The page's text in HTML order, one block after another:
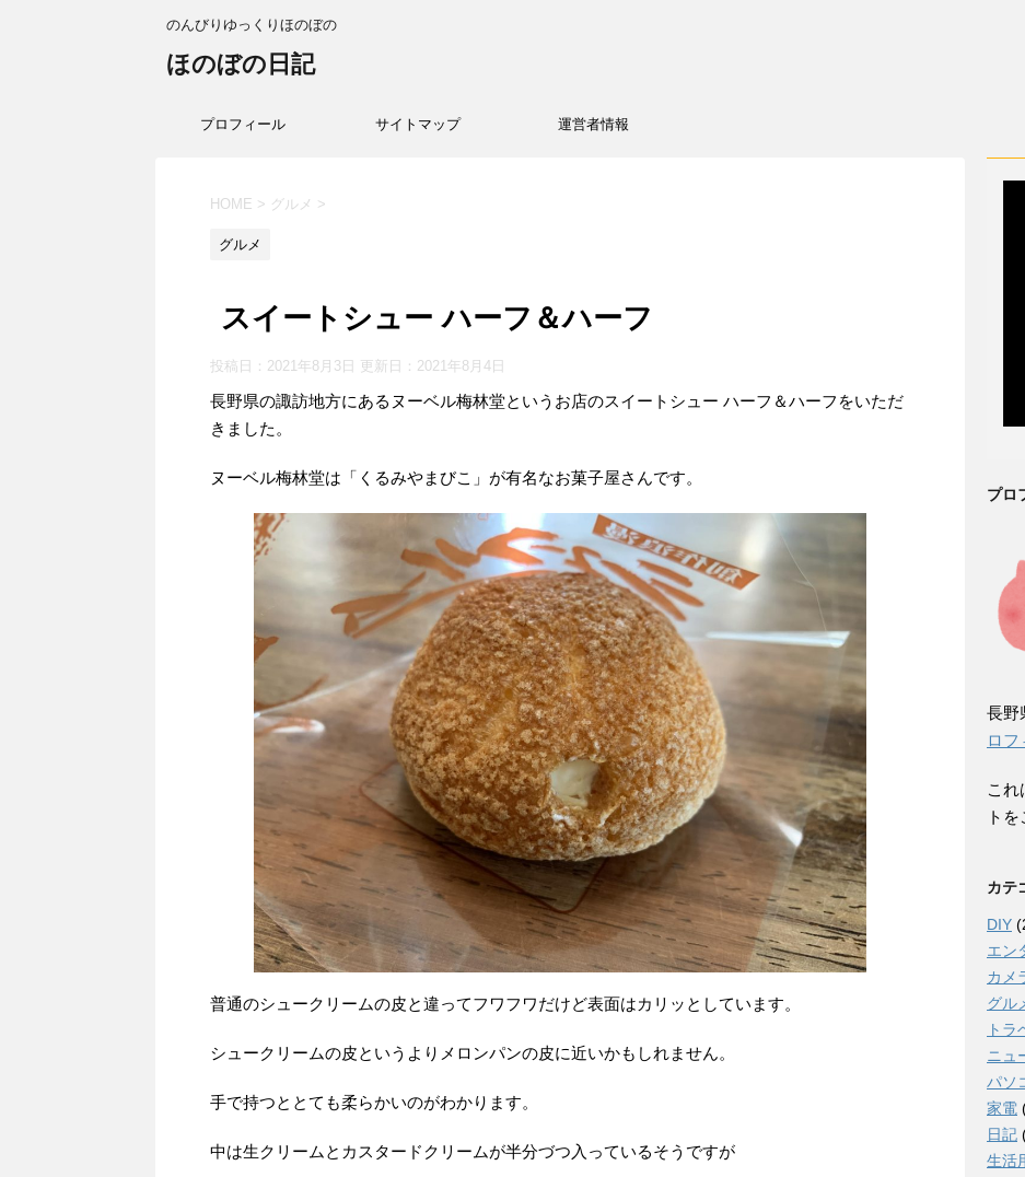
のんびりゆっくりほのぼの
ほのぼの日記
プロフィール サイトマップ 運営者情報
HOME > グルメ >
グルメ
スイートシュー ハーフ＆ハーフ
投稿日：2021年8月3日 更新日： 2021年8月4日
長野県の諏訪地方にあるヌーベル梅林堂というお店のスイートシュー ハーフ＆ハーフをいただ
きました。
ヌーベル梅林堂は「くるみやまびこ」が有名なお菓子屋さんです。
普通のシュークリームの皮と違ってフワフワだけど表面はカリッとしています。
シュークリームの皮というよりメロンパンの皮に近いかもしれません。
手で持つととても柔らかいのがわかります。
中は生クリームとカスタードクリームが半分づつ入っているそうですが
プロ
長野
ロフ
これ
ト
カテ
DIY
エン
カメ
グル
トラ
ニュ
パソ
家電
日記
生活